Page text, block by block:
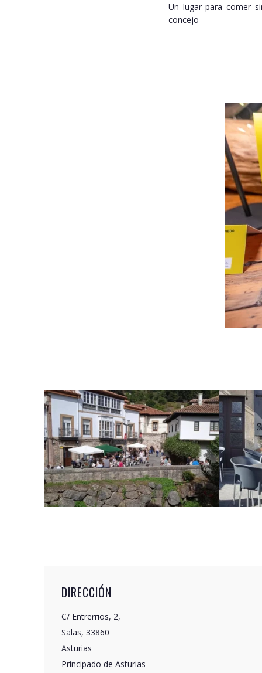
Un lugar para comer
concejo
DIRECCIÓN
C/ Entrerrios, 2,
Salas, 33860
Asturias
Principado de Asturias